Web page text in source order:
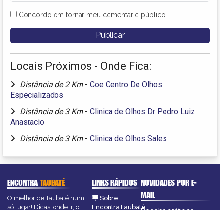
Concordo em tornar meu comentário público
Locais Próximos - Onde Fica:
Distância de 2 Km - Coe Centro De Olhos
Especializados
Distância de 3 Km - Clinica de Olhos Dr Pedro Luiz
Anastacio
Distância de 3 Km - Clinica de Olhos Sales
ENCONTRATAUBATÉ
O melhor de Taubaté num
só lugar! Dicas, onde ir, o
LINKS RÁPIDOS
Sobre
EncontraTaubaté
NOVIDADES POR E-
MAIL